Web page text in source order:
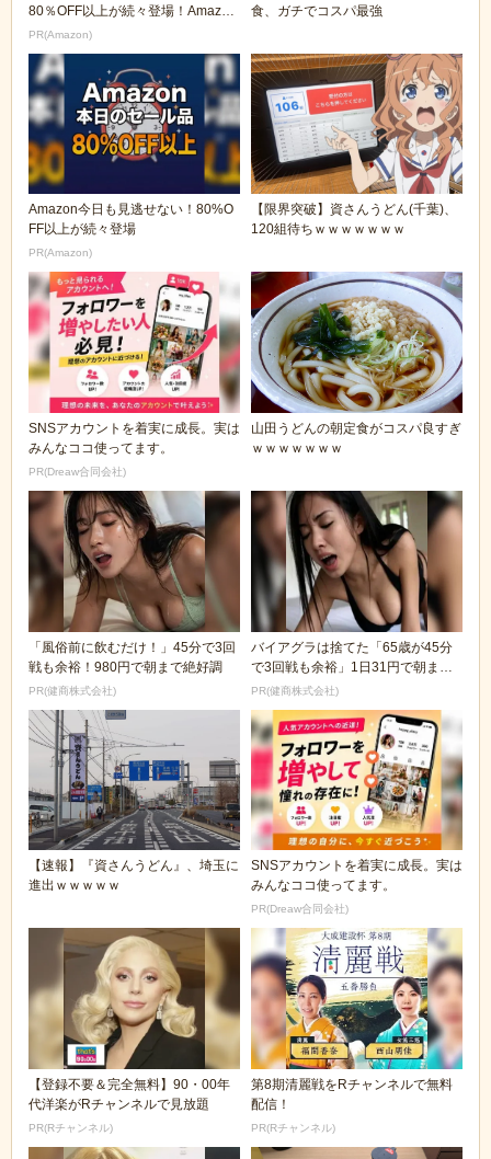
80％OFF以上が続々登場！Amazon
の本気が...
PR(Amazon)
食、ガチでコスパ最強
Amazon今日も見逃せない！80%O
FF以上が続々登場
PR(Amazon)
【限界突破】資さんうどん(千葉)、
120組待ちｗｗｗｗｗｗｗ
SNSアカウントを着実に成長。実は
みんなココ使ってます。
PR(Dreaw合同会社)
山田うどんの朝定食がコスパ良すぎ
ｗｗｗｗｗｗｗ
「風俗前に飲むだけ！」45分で3回
戦も余裕！980円で朝まで絶好調
PR(健商株式会社)
バイアグラは捨てた「65歳が45分
で3回戦も余裕」1日31円で朝まで
絶好調！
PR(健商株式会社)
【速報】『資さんうどん』、埼玉に
進出ｗｗｗｗｗ
SNSアカウントを着実に成長。実は
みんなココ使ってます。
PR(Dreaw合同会社)
【登録不要＆完全無料】90・00年
代洋楽がRチャンネルで見放題
PR(Rチャンネル)
第8期清麗戦をRチャンネルで無料
配信！
PR(Rチャンネル)